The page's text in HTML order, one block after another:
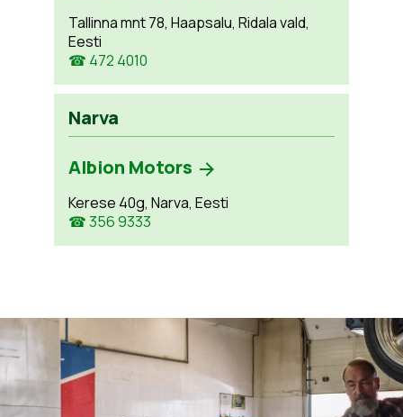
Tallinna mnt 78, Haapsalu, Ridala vald,
Eesti
☎ 472 4010
Narva
Albion Motors
Kerese 40g, Narva, Eesti
☎ 356 9333